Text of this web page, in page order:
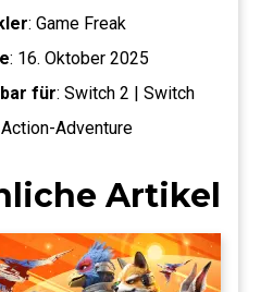
: Game Freak
: 16. Oktober 2025
für: Switch 2 | Switch
Action-Adventure
Artikel